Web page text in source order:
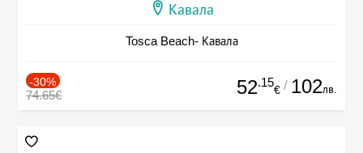
Кавала
Tosca Beach- Кавала
-30%
74.65€ 52.15
€ / 102лв.